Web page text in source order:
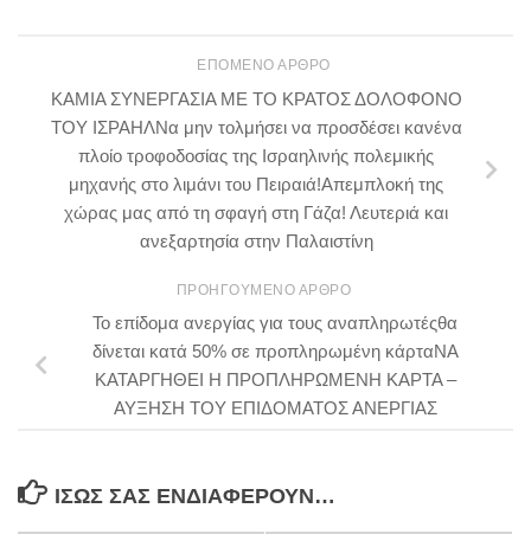
ΕΠΌΜΕΝΟ ΆΡΘΡΟ
ΚΑΜΙΑ ΣΥΝΕΡΓΑΣΙΑ ΜΕ ΤΟ ΚΡΑΤΟΣ ΔΟΛΟΦΟΝΟ
ΤΟΥ ΙΣΡΑΗΛΝα μην τολμήσει να προσδέσει κανένα
πλοίο τροφοδοσίας της Ισραηλινής πολεμικής
μηχανής στο λιμάνι του Πειραιά!Απεμπλοκή της
χώρας μας από τη σφαγή στη Γάζα! Λευτεριά και
ανεξαρτησία στην Παλαιστίνη
ΠΡΟΗΓΟΎΜΕΝΟ ΆΡΘΡΟ
Το επίδομα ανεργίας για τους αναπληρωτέςθα
δίνεται κατά 50% σε προπληρωμένη κάρταΝΑ
ΚΑΤΑΡΓΗΘΕΙ Η ΠΡΟΠΛΗΡΩΜΕΝΗ ΚΑΡΤΑ –
ΑΥΞΗΣΗ ΤΟΥ ΕΠΙΔΟΜΑΤΟΣ ΑΝΕΡΓΙΑΣ
ΊΣΩΣ ΣΑΣ ΕΝΔΙΑΦΈΡΟΥΝ…